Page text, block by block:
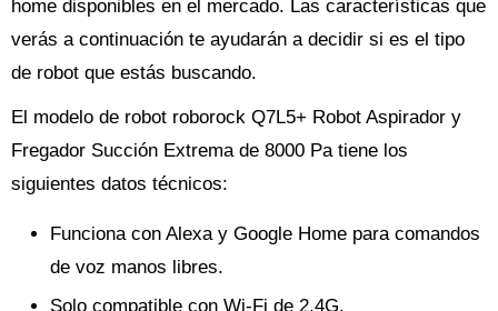
home disponibles en el mercado. Las características que
verás a continuación te ayudarán a decidir si es el tipo
de robot que estás buscando.
El modelo de robot roborock Q7L5+ Robot Aspirador y
Fregador Succión Extrema de 8000 Pa tiene los
siguientes datos técnicos:
Funciona con Alexa y Google Home para comandos
de voz manos libres.
Solo compatible con Wi-Fi de 2.4G.